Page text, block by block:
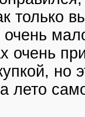
только
очень
очень
но
лето